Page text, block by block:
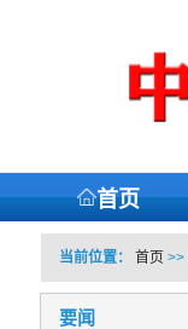
首页
当前位置： 首页 >>
要闻